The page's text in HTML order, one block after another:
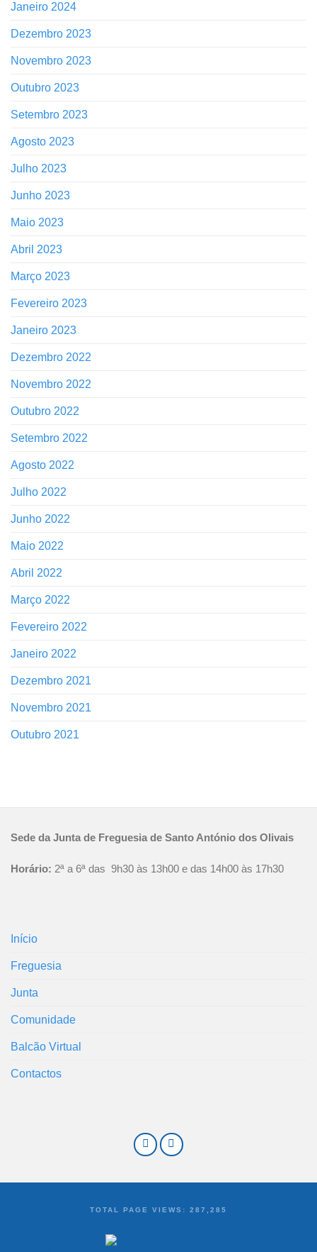
Janeiro 2024
Dezembro 2023
Novembro 2023
Outubro 2023
Setembro 2023
Agosto 2023
Julho 2023
Junho 2023
Maio 2023
Abril 2023
Março 2023
Fevereiro 2023
Janeiro 2023
Dezembro 2022
Novembro 2022
Outubro 2022
Setembro 2022
Agosto 2022
Julho 2022
Junho 2022
Maio 2022
Abril 2022
Março 2022
Fevereiro 2022
Janeiro 2022
Dezembro 2021
Novembro 2021
Outubro 2021
Sede da Junta de Freguesia de Santo António dos Olivais
Horário: 2ª a 6ª das 9h30 às 13h00 e das 14h00 às 17h30
Início
Freguesia
Junta
Comunidade
Balcão Virtual
Contactos
TOTAL PAGE VIEWS: 287,285